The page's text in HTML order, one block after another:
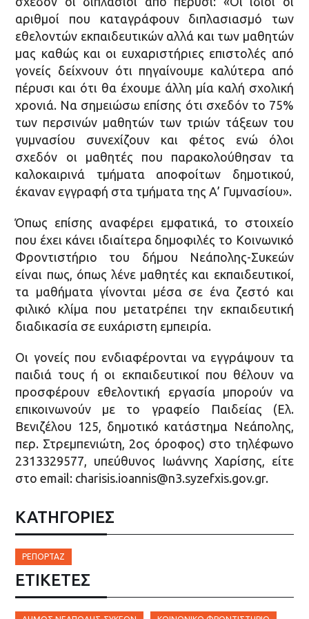
αριθμοί που καταγράφουν διπλασιασμό των
εθελοντών εκπαιδευτικών αλλά και των μαθητών
μας καθώς και οι ευχαριστήριες επιστολές από
γονείς δείχνουν ότι πηγαίνουμε καλύτερα από
πέρυσι και ότι θα έχουμε άλλη μία καλή σχολική
χρονιά. Να σημειώσω επίσης ότι σχεδόν το 75%
των περσινών μαθητών των τριών τάξεων του
γυμνασίου συνεχίζουν και φέτος ενώ όλοι
σχεδόν οι μαθητές που παρακολούθησαν τα
καλοκαιρινά τμήματα αποφοίτων δημοτικού,
έκαναν εγγραφή στα τμήματα της Α’ Γυμνασίου».
Όπως επίσης αναφέρει εμφατικά, το στοιχείο
που έχει κάνει ιδιαίτερα δημοφιλές το Κοινωνικό
Φροντιστήριο του δήμου Νεάπολης-Συκεών
είναι πως, όπως λένε μαθητές και εκπαιδευτικοί,
τα μαθήματα γίνονται μέσα σε ένα ζεστό και
φιλικό κλίμα που μετατρέπει την εκπαιδευτική
διαδικασία σε ευχάριστη εμπειρία.
Οι γονείς που ενδιαφέρονται να εγγράψουν τα
παιδιά τους ή οι εκπαιδευτικοί που θέλουν να
προσφέρουν εθελοντική εργασία μπορούν να
επικοινωνούν με το γραφείο Παιδείας (Ελ.
Βενιζέλου 125, δημοτικό κατάστημα Νεάπολης,
περ. Στρεμπενιώτη, 2ος όροφος) στο τηλέφωνο
2313329577, υπεύθυνος Ιωάννης Xαρίσης, είτε
στο email: charisis.ioannis@n3.syzefxis.gov.gr.
ΚΑΤΗΓΟΡΙΕΣ
ΡΕΠΟΡΤΆΖ
ΕΤΙΚΈΤΕΣ